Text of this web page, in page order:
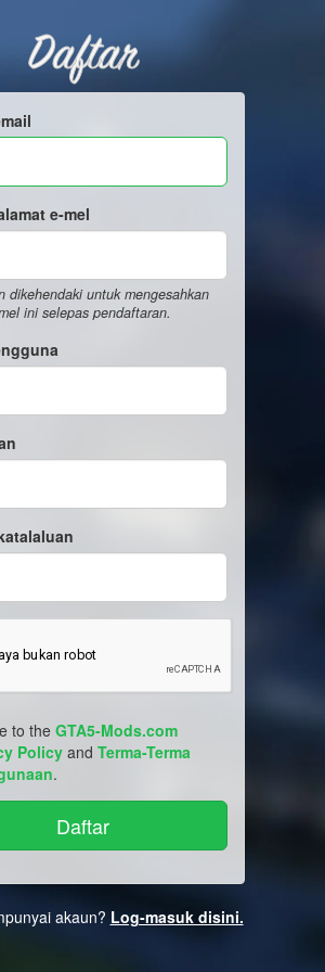
Daftar
e-mel
dikehendaki untuk mengesahkan
ini selepas pendaftaran.
to theGTA5-Mods.com
Policy and Terma-Terma
.
akaun? Log-masuk disini.